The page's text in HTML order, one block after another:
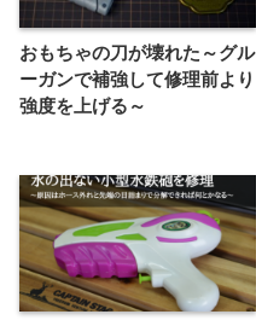
おもちゃの刀が壊れた～グル
ーガンで補強して修理前より
強度を上げる～